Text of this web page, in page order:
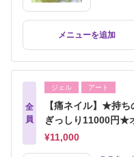
メニューを追加
全
員
ジェル アート
【痛ネイル】★持
ぎっしり11000円★
¥11,000